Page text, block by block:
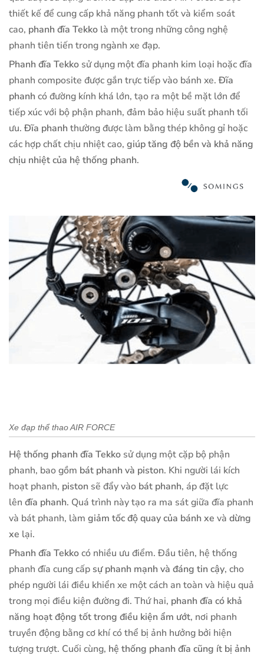
thiết kế để cung cấp khả năng phanh tốt và kiểm soát
cao, phanh đĩa Tekko là một trong những công nghệ
phanh tiên tiến trong ngành xe đạp.
Phanh đĩa Tekko sử dụng một đĩa phanh kim loại hoặc đĩa
phanh composite được gắn trực tiếp vào bánh xe. Đĩa
phanh có đường kính khá lớn, tạo ra một bề mặt lớn để
tiếp xúc với bộ phận phanh, đảm bảo hiệu suất phanh tối
ưu. Đĩa phanh thường được làm bằng thép không gỉ hoặc
các hợp chất chịu nhiệt cao, giúp tăng độ bền và khả năng
chịu nhiệt của hệ thống phanh.
Xe đạp thể thao AIR FORCE
Hệ thống phanh đĩa Tekko sử dụng một cặp bộ phận
phanh, bao gồm bát phanh và piston. Khi người lái kích
hoạt phanh, piston sẽ đẩy vào bát phanh, áp đặt lực
lên đĩa phanh. Quá trình này tạo ra ma sát giữa đĩa phanh
và bát phanh, làm giảm tốc độ quay của bánh xe và dừng
xe lại.
Phanh đĩa Tekkocó nhiều ưu điểm. Đầu tiên, hệ thống
phanh đĩa cung cấp sự phanh mạnh và đáng tin cậy, cho
phép người lái điều khiển xe một cách an toàn và hiệu quả
trong mọi điều kiện đường đi. Thứ hai, phanh đĩa có khả
năng hoạt động tốt trong điều kiện ẩm ướt, nơi phanh
truyền động bằng cơ khí có thể bị ảnh hưởng bởi hiện
tượng trượt. Cuối cùng, hệ thống phanh đĩa cũng ít bị ảnh